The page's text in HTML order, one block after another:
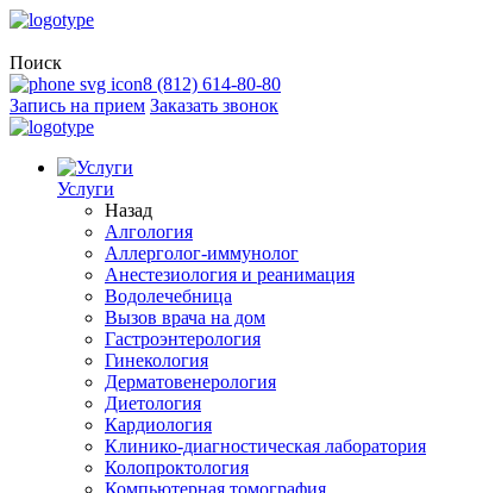
Поиск
8 (812) 614-80-80
Запись на прием Заказать звонок
Услуги
Назад
Алгология
Аллерголог-иммунолог
Анестезиология и реанимация
Водолечебница
Вызов врача на дом
Гастроэнтерология
Гинекология
Дерматовенерология
Диетология
Кардиология
Клинико-диагностическая лаборатория
Колопроктология
Компьютерная томография